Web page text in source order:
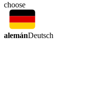
choose
alemánDeutsch